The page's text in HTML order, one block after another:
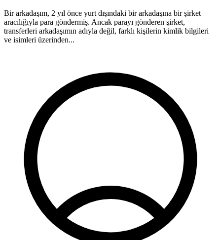
Bir arkadaşım, 2 yıl önce yurt dışındaki bir arkadaşına bir şirket
aracılığıyla para göndermiş. Ancak parayı gönderen şirket,
transferleri arkadaşımın adıyla değil, farklı kişilerin kimlik bilgileri
ve isimleri üzerinden...